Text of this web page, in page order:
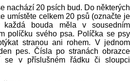
nachází 20 psích bud. Do některých
umístěte celkem 20 psů (označte je
bouda měla v sousedním
políčku svého psa. Políčka se psy
stranou ani rohem. V jednom
pes. Čísla po stranách obrazce
se v příslušném řádku či sloupci